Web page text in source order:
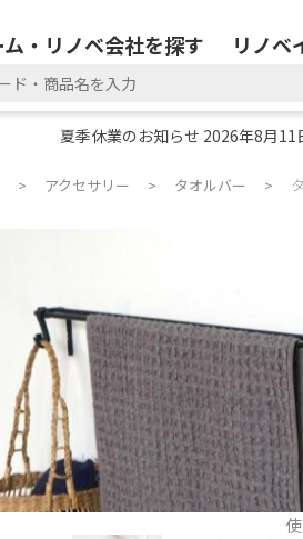
・リノベ会社を探す リノベ
夏季休業のお知らせ 2026年8月
アクセサリー タオルバー